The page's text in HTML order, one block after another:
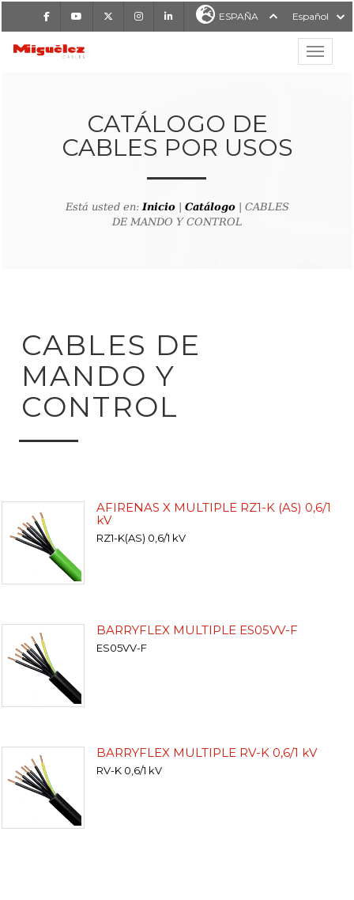
FacebookYoutube InstagramLinkedIn ESPAÑA Español
MIGUÉLEZ CABLES
CATÁLOGO DE
CABLES POR USOS
Está usted en:Inicio| Catálogo| CABLES
DE MANDO Y CONTROL
CABLES DE
MANDO Y
CONTROL
AFIRENAS X MULTIPLE RZ1-K (AS) 0,6/1
kV
RZ1-K(AS) 0,6/1 kV
BARRYFLEX MULTIPLE ES05VV-F
ES05VV-F
BARRYFLEX MULTIPLE RV-K 0,6/1 kV
RV-K 0,6/1 kV